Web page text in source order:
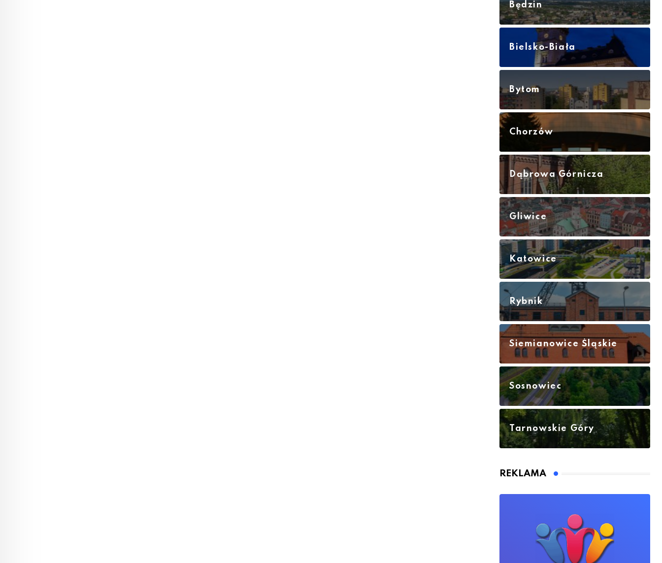
Będzin
Bielsko-Biała
Bytom
Chorzów
Dąbrowa Górnicza
Gliwice
Katowice
Rybnik
Siemianowice Śląskie
Sosnowiec
Tarnowskie Góry
REKLAMA